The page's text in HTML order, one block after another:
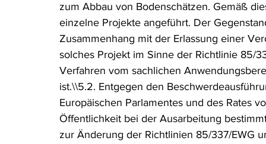
zum Abbau von Bodenschätzen. Gemäß
einzelne Projekte angeführt. Der
Zusammenhang mit der Erlassung einer
solches Projekt im Sinne der Richtlinie 85/
Verfahren vom sachlichen
ist.\\5.2. Entgegen den
Europäischen Parlamentes und des Rates
Öffentlichkeit bei der Ausarbeitung
zur Änderung der Richtlinien 85/337/EWG